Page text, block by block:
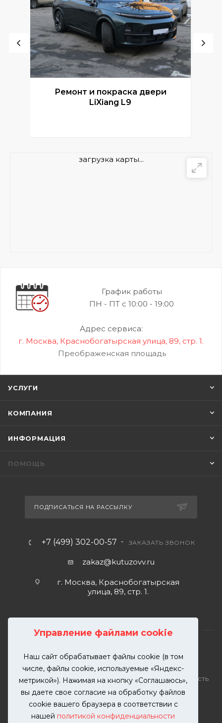
Управление файлами cookie
Наш сайт обрабатывает файлы cookie (в том
числе, файлы cookie, используемые «Яндекс-
метрикой»). Нажимая на кнопку «Соглашаюсь»,
вы даете свое согласие на обработку файлов
cookie вашего браузера в соответствии с
нашей политикой конфиденциальности
Ремонт и покраска двери
LiXiang L9
загрузка карты...
График работы
ПН - ПТ с 10:00 - 19:00
Адрес сервиса:
г. Москва, Краснобогатырская улица, 89, стр. 1.
Преображенская площадь
УСЛУГИ
КОМПАНИЯ
ИНФОРМАЦИЯ
ПОМОЩЬ
ПОДПИСАТЬСЯ НА РАССЫЛКУ
+7 (499) 302-00-57 ЗАКАЗАТЬ ЗВОНОК
zakaz@kutuzovv.ru
г. Москва, Краснобогатырская
улица, 89, стр. 1.
2026 © KUTUZOVV | Кузовной ремонт и покраска
автомобилей. Вся информация на сайте – собственность
ООО "КУТУЗОВВ"
Публикация информации с сайта KUTUZOVV.RU без
разрешения запрещена. Все права защищены.